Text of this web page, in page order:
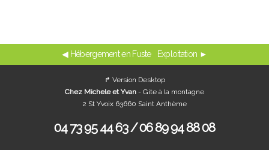
◀ Hébergement en Fuste Exploitation ►
↱ Version Desktop
Chez Michele et Yvan - Gite à la montagne
2 St Yvoix 63660 Saint Anthème
04 73 95 44 63 / 06 89 94 88 08